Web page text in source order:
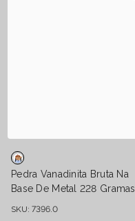
Pedra Vanadinita Bruta Na
Base De Metal 228 Gramas
SKU: 7396.0